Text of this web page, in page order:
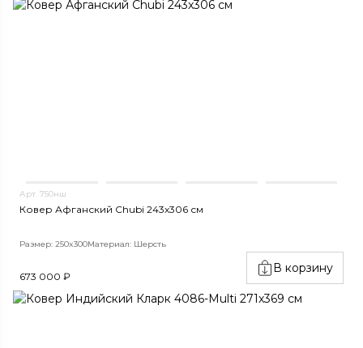
Арт. 750нш
Ковер Афганский Chubi 243x306 см
Размер: 250x300Материал: Шерсть
673 000 ₽
В корзину